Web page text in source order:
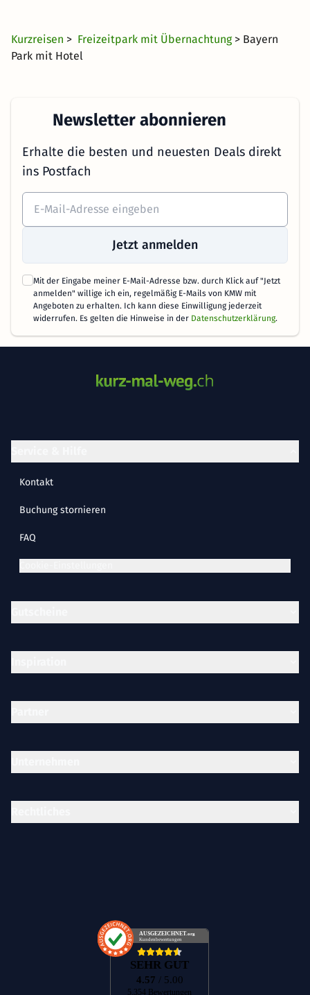
Kurzreisen > Freizeitpark mit Übernachtung > Bayern
Park mit Hotel
Newsletter abonnieren
Erhalte die besten und neuesten Deals direkt
ins Postfach
Jetzt anmelden
Mit der Eingabe meiner E-Mail-Adresse bzw. durch Klick auf "Jetzt
anmelden" willige ich ein, regelmäßig E-Mails von KMW mit
Angeboten zu erhalten. Ich kann diese Einwilligung jederzeit
widerrufen. Es gelten die Hinweise in der Datenschutzerklärung.
AUSGEZEICHNET .org
Kundenbewertungen
SEHR GUT
4.57 / 5.00
5.354 Bewertungen
Kontakt
Buchung stornieren
FAQ